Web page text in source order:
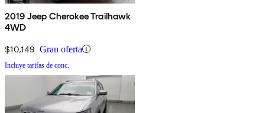
2019 Jeep Cherokee Trailhawk
4WD
$10,149 Gran oferta
Incluye tarifas de conc.